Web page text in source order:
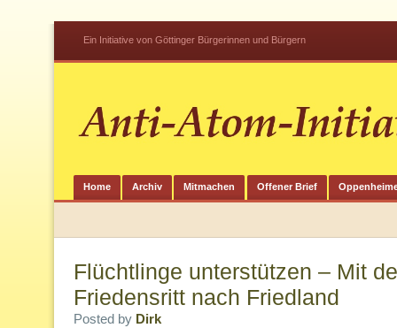
Ein Initiative von Göttinger Bürgerinnen und Bürgern
Home Archiv Mitmachen Offener Brief
Flüchtlinge unterstützen – Mit
Friedensritt nach Friedland
Posted by Dirk